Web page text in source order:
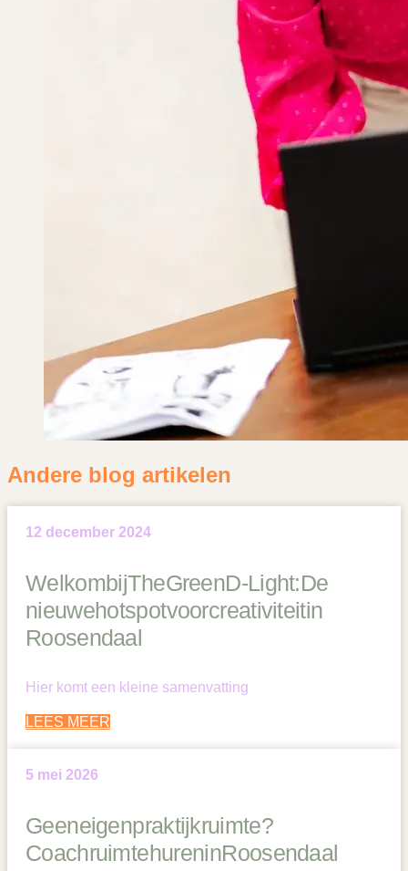
Andere blog artikelen
12 december 2024
Welkom bij The Green D-Light: De
nieuwe hotspot voor creativiteit in
Roosendaal
Hier komt een kleine samenvatting
LEES MEER
5 mei 2026
Geen eigen praktijkruimte?
Coachruimte huren in Roosendaal